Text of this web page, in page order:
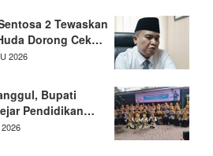
2 Tewaskan
Dorong Cek…
2026
Bupati
Pendidikan…